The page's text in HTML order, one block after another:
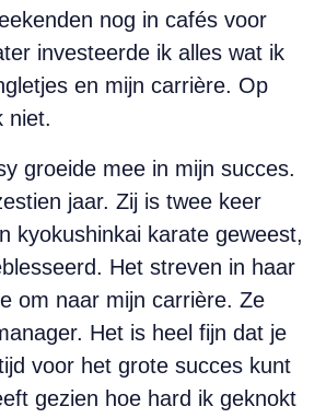
nog in cafés voor
investeerde ik alles wat ik
en mijn carrière. Op
niet.
groeide mee in mijn succes.
jaar. Zij is twee keer
kyokushinkai karate geweest,
Het streven in haar
om naar mijn carrière. Ze
Het is heel fijn dat je
voor het grote succes kunt
gezien hoe hard ik geknokt